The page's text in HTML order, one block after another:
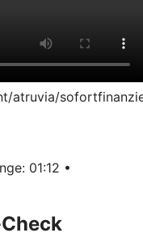
atruvia/
01:12 •